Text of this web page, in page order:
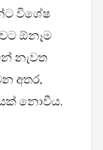
විශේෂ
ඕනෑම
නැවත
අතර,
නොවීය.